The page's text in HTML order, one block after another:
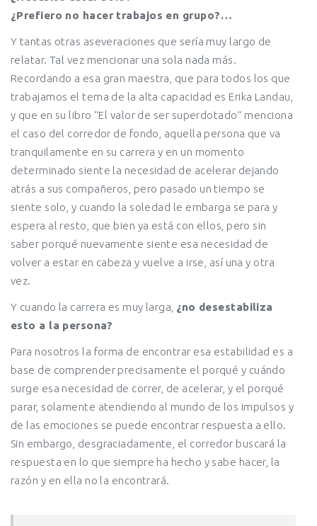
¿Prefiero no hacer trabajos en grupo?…
Y tantas otras aseveraciones que sería muy largo de
relatar. Tal vez mencionar una sola nada más.
Recordando a esa gran maestra, que para todos los que
trabajamos el tema de la alta capacidad es Erika Landau,
y que en su libro “El valor de ser superdotado” menciona
el caso del corredor de fondo, aquella persona que va
tranquilamente en su carrera y en un momento
determinado siente la necesidad de acelerar dejando
atrás a sus compañeros, pero pasado un tiempo se
siente solo, y cuando la soledad le embarga se para y
espera al resto, que bien ya está con ellos, pero sin
saber porqué nuevamente siente esa necesidad de
volver a estar en cabeza y vuelve a irse, así una y otra
vez.
Y cuando la carrera es muy larga, ¿no desestabiliza
esto a la persona?
Para nosotros la forma de encontrar esa estabilidad es a
base de comprender precisamente el porqué y cuándo
surge esa necesidad de correr, de acelerar, y el porqué
parar, solamente atendiendo al mundo de los impulsos y
de las emociones se puede encontrar respuesta a ello.
Sin embargo, desgraciadamente, el corredor buscará la
respuesta en lo que siempre ha hecho y sabe hacer, la
razón y en ella no la encontrará.